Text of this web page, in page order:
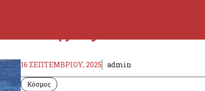
16 ΣΕΠΤΕΜΒΡΊΟΥ, 2025 admin
Κόσμος